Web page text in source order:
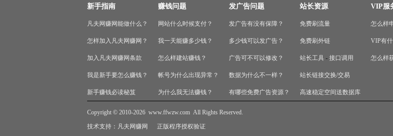
新手指南
凡夫网赚网能做什么？
怎样加入凡夫网赚网？
加入凡夫网赚网条款
我是新手要怎么赚钱？
新手赚钱必读秘笈
赚钱问题
网站什么时候支付？
我一天能赚多少钱？
怎么样建站赚钱？
帐号为什么出现异常？
为什么我无法赚钱？
发广告问题
发广告有没有保障？
多少钱可以发广告？
广告可不可以修改？
数据为什么不一样？
有哪些免费广告资源？
站长资源
免费刷流量
免费刷外链
站长工具 - 接口调用
站长链接交换/交易
高速稳定空间送数据库
VIP服
怎么样
VIP有
怎么样
Copyright © 2010-2026 www.ffwzw.com All Rights Reserved.
技术支持： 凡夫网赚网 正版程序授权验证